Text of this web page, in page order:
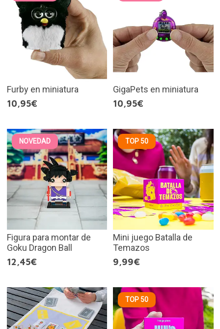
Furby en miniatura
10,95€
GigaPets en miniatura
10,95€
NOVEDAD
Figura para montar de
Goku Dragon Ball
12,45€
TOP 50
Mini juego Batalla de
Temazos
9,99€
TOP 50